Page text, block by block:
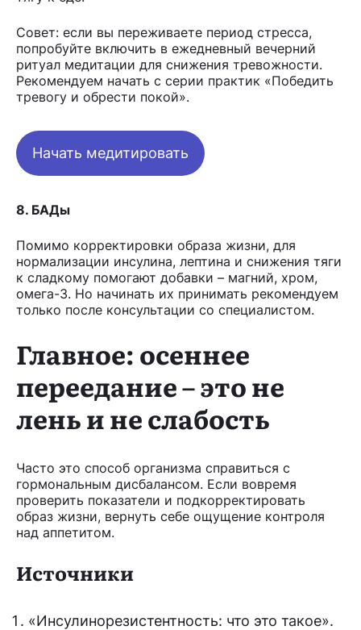
Совет: если вы переживаете период стресса,
попробуйте включить в ежедневный вечерний
ритуал медитации для снижения тревожности.
Рекомендуем начать с серии практик «Победить
тревогу и обрести покой».
Начать медитировать
8. БАДы
Помимо корректировки образа жизни, для
нормализации инсулина, лептина и снижения тяги
к сладкому помогают добавки – магний, хром,
омега-3. Но начинать их принимать рекомендуем
только после консультации со специалистом.
Главное: осеннее
переедание – это не
лень и не слабость
Часто это способ организма справиться с
гормональным дисбалансом. Если вовремя
проверить показатели и подкорректировать
образ жизни, вернуть себе ощущение контроля
над аппетитом.
Источники
«Инсулинорезистентность: что это такое».